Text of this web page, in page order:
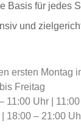
Basis für jedes
und
ersten Montag
Freitag
11:00 Uhr | 11:00
18:00 – 21:00